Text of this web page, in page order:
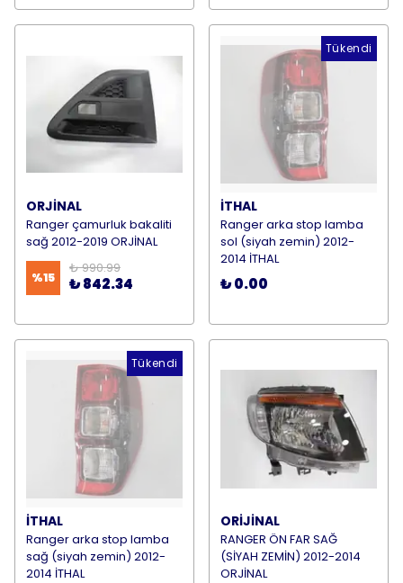
ORJİNAL
Ranger çamurluk bakaliti
sağ 2012-2019 ORJİNAL
%15
₺ 990.99
₺ 842.34
Tükendi
İTHAL
Ranger arka stop lamba
sol (siyah zemin) 2012-
2014 İTHAL
₺ 0.00
Tükendi
İTHAL
Ranger arka stop lamba
sağ (siyah zemin) 2012-
2014 İTHAL
ORİJİNAL
RANGER ÖN FAR SAĞ
(SİYAH ZEMİN) 2012-2014
ORJİNAL